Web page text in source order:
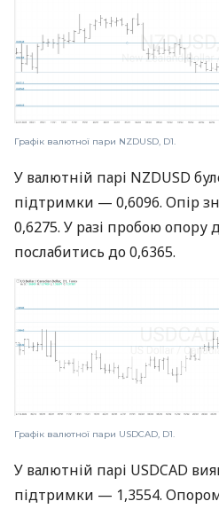
Графік валютної пари NZDUSD, D1.
У валютній парі NZDUSD
підтримки — 0,6096. Опір
0,6275. У разі пробою
послабитись до 0,6365.
Графік валютної пари USDCAD, D1.
У валютній парі USDCAD
підтримки — 1,3554.